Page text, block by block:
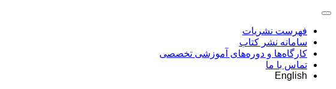
فهرست نشریات
سامانه نشر کتاب
کارگاه‌ها و دوره‌های آموزشی تخصصی
تماس با ما
English